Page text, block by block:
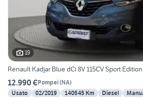
19
Renault Kadjar Blue dCi 8V 115CV Sport Edition
12.990 €Pompei(NA)
Usato
02/2019 140545 Km Diesel